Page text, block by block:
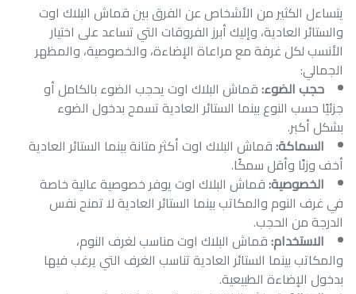
يتساءل الكثير من الأشخاص عن الفرق بين قماش البلاك اوت
والستائر العادية، وإليك أبرز الفروقات التي تساعد على اختيار
الأنسب لكل غرفة مع مراعاة الإضاءة، والخصوصية، والمظهر
الجمالي:
حجب الضوء:قماش البلاك اوت يحجب الضوء بالكامل أو
جزئيًا حسب النوع بينما الستائر العادية تسمح بدخول الضوء
بشكل أكبر.
السماكة:قماش البلاك اوت أكثر متانة بينما الستائر العادية
أخف وزنًا وأقل سمكًا.
الخصوصية:قماش البلاك اوت يوفر خصوصية عالية خاصة
في غرف النوم والمكاتب بينما الستائر العادية لا تمنح نفس
الدرجة من الحجب.
الاستخدام:قماش البلاك اوت مناسب لغرف النوم،
والمكاتب بينما الستائر العادية تناسب الغرف التي يرغب فيها
بدخول الإضاءة الطبيعية.